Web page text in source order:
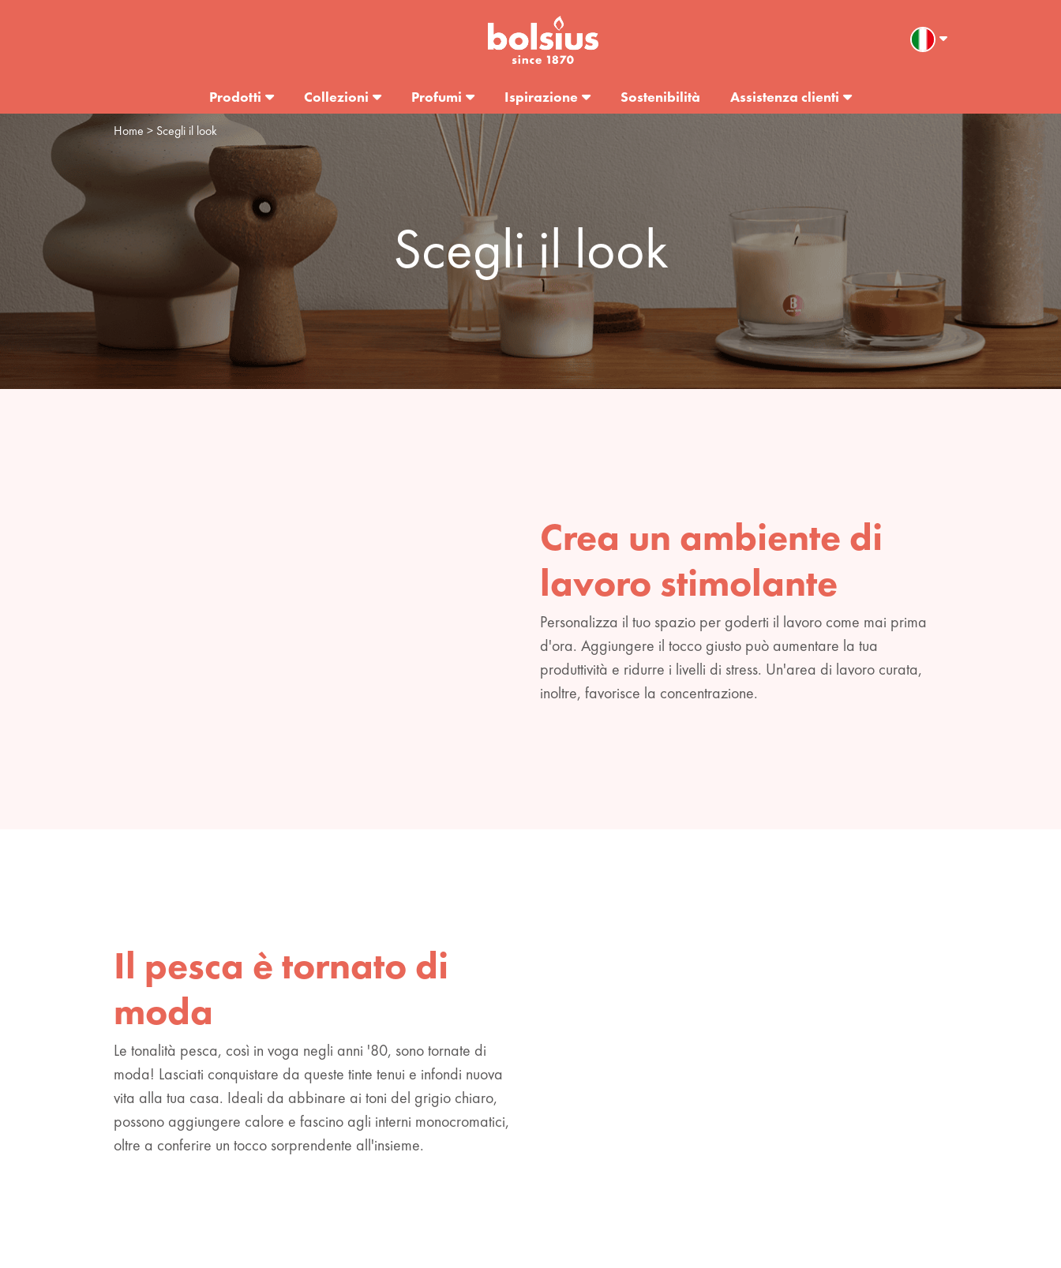
Prodotti Collezioni Profumi Ispirazione Sostenibilità Assistenza clienti
Home > Scegli il look
Scegli il look
Crea un ambiente di
lavoro stimolante
Personalizza il tuo spazio per goderti il lavoro come mai prima
d'ora. Aggiungere il tocco giusto può aumentare la tua
produttività e ridurre i livelli di stress. Un'area di lavoro curata,
inoltre, favorisce la concentrazione.
Il pesca è tornato di
moda
Le tonalità pesca, così in voga negli anni '80, sono tornate di
moda! Lasciati conquistare da queste tinte tenui e infondi nuova
vita alla tua casa. Ideali da abbinare ai toni del grigio chiaro,
possono aggiungere calore e fascino agli interni monocromatici,
oltre a conferire un tocco sorprendente all'insieme.